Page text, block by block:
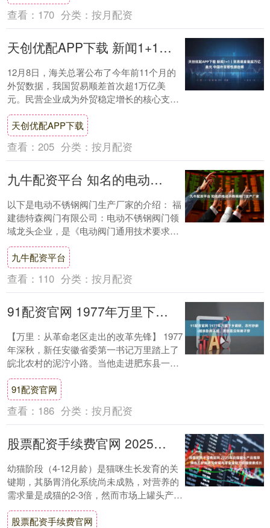
查看： 170 分类： 按月配资
天创优配APP下载 新闻1+1丨贸易顺差首超万亿美元 中国外贸韧性源自哪
12月8日，海关总署公布了今年前11个月的
外贸数据，我国贸易顺差首次超1万亿美
元。民营企业成为外贸稳定增长的核心支
柱，占我国外贸总值的57.1%。 出口产品结
构....
天创优配APP下载
查看： 205 分类： 按月配资
九牛配资平台 知名的电动不锈钢阀门生产厂家
以下是电动不锈钢阀门生产厂家的介绍： 福
建德特森阀门有限公司：电动不锈钢阀门领
域龙头企业，是《电动阀门通用技术要求》
等标准起草单位。其产品以高品质、先进技
术和可....
九牛配资平台
查看： 110 分类： 按月配资
91配资官网 1977年万里下乡调研，农村妙龄姐妹卧床不起，原因是没有裤子穿
【万里：从革命老区走出的改革先锋】 1977
年深秋，新任安徽省委第一书记万里踏上了
皖北农村的泥泞小路。当他走进肥东县一户
张姓农家时，眼前的景象让这位历经革命烽
火....
91配资官网
查看： 186 分类： 按月配资
股票配资手续费官网 2025年幼猫罐头产品推荐：精选五款优质主食罐与零食罐助力幼猫健康成长
幼猫阶段（4-12月龄）是猫咪生长发育的关
键期，其肠胃消化系统尚未成熟，对营养的
需求量是成猫的2-3倍，然而市场上罐头产品
种类繁杂，部分产品存在营养不均衡、添
加....
股票配资手续费官网